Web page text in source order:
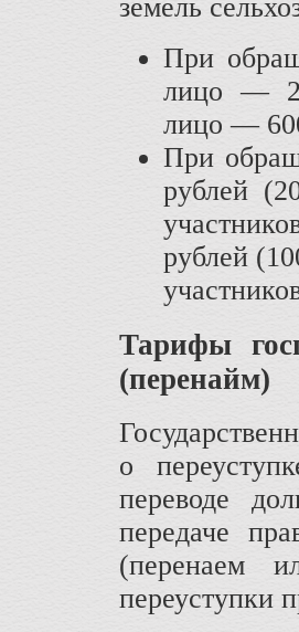
земель
При
лицо —
лицо —
При
рублей
рублей
Тарифы
(перенайм)
о
переводе
передаче
(перенаем
переуступки